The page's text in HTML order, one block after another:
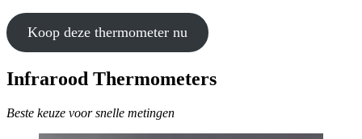
Koop deze thermometer nu
Infrarood Thermometers
Beste keuze voor snelle metingen